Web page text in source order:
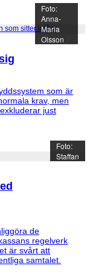
Foto:
Anna-
Maria
Olsson
som är
krav, men
just
Foto:
Staffan
de
regelverk
är svårt att
samtalet.